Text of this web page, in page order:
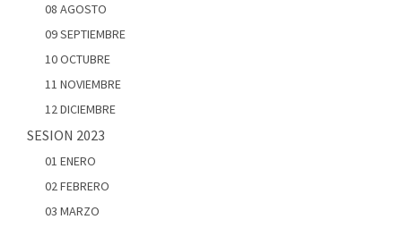
08 AGOSTO
09 SEPTIEMBRE
10 OCTUBRE
11 NOVIEMBRE
12 DICIEMBRE
SESION 2023
01 ENERO
02 FEBRERO
03 MARZO